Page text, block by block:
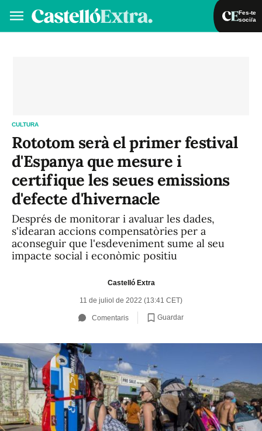
Fes-te
soci/a
CULTURA
Rototom serà el primer festival
d'Espanya que mesure i
certifique les seues emissions
d'efecte d'hivernacle
Després de monitorar i avaluar les dades,
s'idearan accions compensatòries per a
aconseguir que l'esdeveniment sume al seu
impacte social i econòmic positiu
Castelló Extra
11 de juliol de 2022 (13:41 CET)
Comentaris Guardar